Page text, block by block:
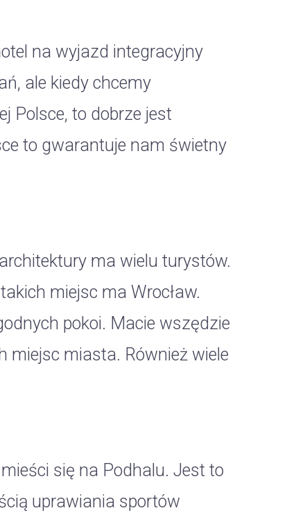
na wyjazd integracyjny
ale kiedy chcemy
Polsce, to dobrze jest
to gwarantuje nam świetny
ma wielu turystów.
miejsc ma Wrocław.
pokoi. Macie wszędzie
miejsc miasta. Również wiele
się na Podhalu. Jest to
uprawiania sportów